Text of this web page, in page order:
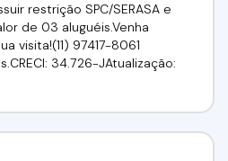
restrição SPC/SERASA e
de 03 aluguéis.Venha
visita!(11) 97417-8061
34.726-JAtualização: